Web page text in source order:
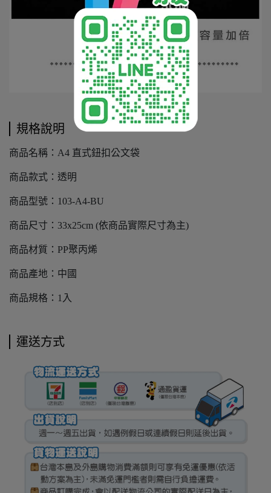
規格說明
商品名稱：A4 直式鈕扣公文袋
商品款式：透明
商品型號：103-A4-BU
商品尺寸：33x25cm (依商品實際尺寸為主)
商品材質：PP聚丙烯
商品產地：中國
商品規格：1入
運送方式